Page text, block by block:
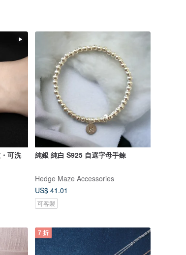
可洗
純銀 純白 S925 自選字母手鍊
Hedge Maze Accessories
US$ 41.01
可客製
7 折